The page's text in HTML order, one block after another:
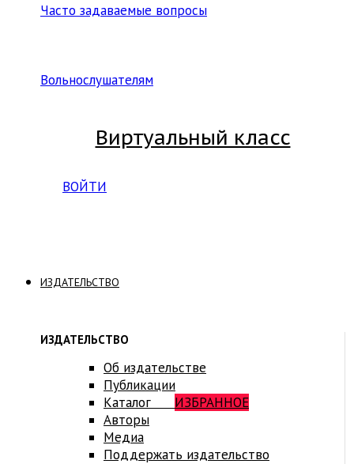
Часто задаваемые вопросы
Вольнослушателям
Виртуальный класс
ВОЙТИ
ИЗДАТЕЛЬСТВО
ИЗДАТЕЛЬСТВО
Об издательстве
Публикации
Каталог ИЗБРАННОЕ
Авторы
Медиа
Поддержать издательство